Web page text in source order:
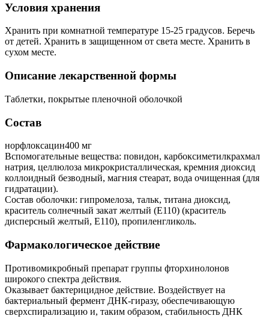
Условия хранения
Хранить при комнатной температуре 15-25 градусов. Беречь
от детей. Хранить в защищенном от света месте. Хранить в
сухом месте.
Описание лекарственной формы
Таблетки, покрытые пленочной оболочкой
Состав
норфлоксацин400 мг
Вспомогательные вещества: повидон, карбоксиметилкрахмал
натрия, целлюлоза микрокристаллическая, кремния диоксид
коллоидный безводный, магния стеарат, вода очищенная (для
гидратации).
Состав оболочки: гипромелоза, тальк, титана диоксид,
краситель солнечный закат желтый (Е110) (краситель
дисперсный желтый, Е110), пропиленгликоль.
Фармакологическое действие
Противомикробный препарат группы фторхинолонов
широкого спектра действия.
Оказывает бактерицидное действие. Воздействует на
бактериальный фермент ДНК-гиразу, обеспечивающую
сверхспирализацию и, таким образом, стабильность ДНК